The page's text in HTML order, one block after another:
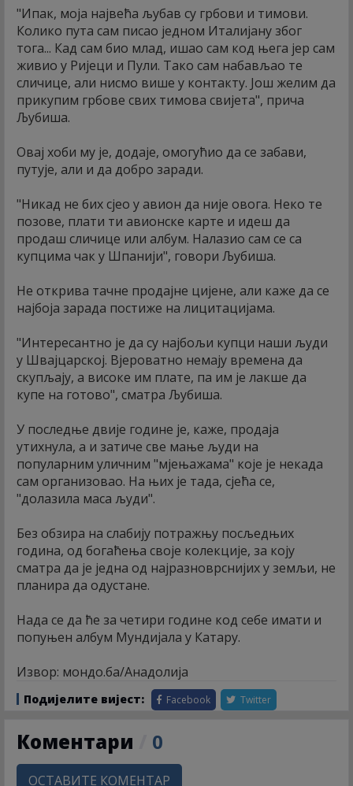
"Ипак, моја највећа љубав су грбови и тимови.
Колико пута сам писао једном Италијану због
тога... Кад сам био млад, ишао сам код њега јер сам
живио у Ријеци и Пули. Тако сам набављао те
сличице, али нисмо више у контакту. Још желим да
прикупим грбове свих тимова свијета", прича
Љубиша.
Овај хоби му је, додаје, омогућио да се забави,
путује, али и да добро заради.
"Никад не бих сјео у авион да није овога. Неко те
позове, плати ти авионске карте и идеш да
продаш сличице или албум. Налазио сам се са
купцима чак у Шпанији", говори Љубиша.
Не открива тачне продајне цијене, али каже да се
најбоја зарада постиже на лицитацијама.
"Интересантно је да су најбољи купци наши људи
у Швајцарској. Вјероватно немају времена да
скупљају, а високе им плате, па им је лакше да
купе на готово", сматра Љубиша.
У последње двије године је, каже, продаја
утихнула, а и затиче све мање људи на
популарним уличним "мјењажама" које је некада
сам организовао. На њих је тада, сјећа се,
"долазила маса људи".
Без обзира на слабију потражњу посљедњих
година, од богаћења своје колекције, за коју
сматра да је једна од најразноврснијих у земљи, не
планира да одустане.
Нада се да ће за четири године код себе имати и
попуњен албум Мундијала у Катару.
Извор: мондо.ба/Анадолија
Подијелите вијест: Facebook Twitter
Коментари 0
ОСТАВИТЕ КОМЕНТАР